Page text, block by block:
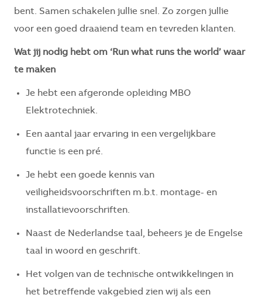
bent. Samen schakelen jullie snel. Zo zorgen jullie
voor een goed draaiend team en tevreden klanten.
Wat jij nodig hebt om ‘Run what runs the world’ waar
te maken
Je hebt een afgeronde opleiding MBO
Elektrotechniek.
Een aantal jaar ervaring in een vergelijkbare
functie is een pré.
Je hebt een goede kennis van
veiligheidsvoorschriften m.b.t. montage- en
installatievoorschriften.
Naast de Nederlandse taal, beheers je de Engelse
taal in woord en geschrift.
Het volgen van de technische ontwikkelingen in
het betreffende vakgebied zien wij als een